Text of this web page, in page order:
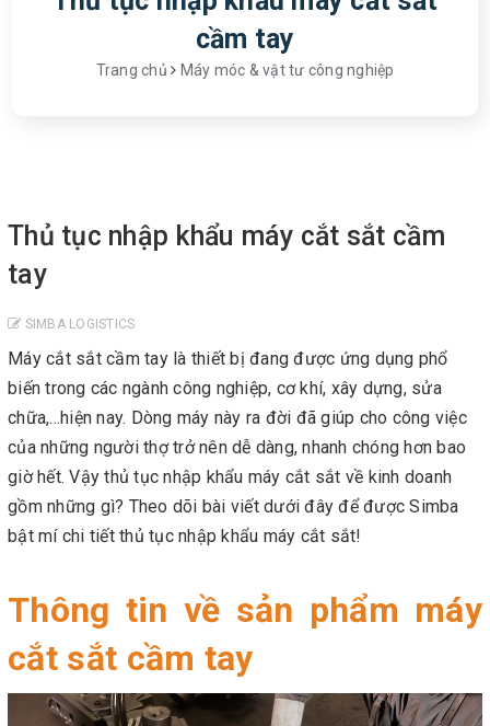
cầm tay
Trang chủ Máy móc & vật tư công nghiệp
Thủ tục nhập khẩu máy cắt sắt cầm
tay
SIMBA LOGISTICS
Máy cắt sắt cầm tay là thiết bị đang được ứng dụng phổ
biến trong các ngành công nghiệp, cơ khí, xây dựng, sửa
chữa,...hiện nay. Dòng máy này ra đời đã giúp cho công việc
của những người thợ trở nên dễ dàng, nhanh chóng hơn bao
giờ hết. Vậy thủ tục nhập khẩu máy cắt sắt về kinh doanh
gồm những gì? Theo dõi bài viết dưới đây để được Simba
bật mí chi tiết thủ tục nhập khẩu máy cắt sắt!
Thông tin về sản phẩm máy
cắt sắt cầm tay